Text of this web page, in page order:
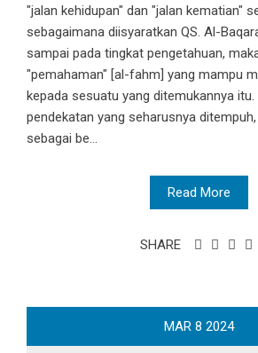
"jalan kehidupan" dan "jalan kematian"
sebagaimana diisyaratkan QS. Al-
sampai pada tingkat pengetahuan,
"pemahaman" [al-fahm] yang mampu
kepada sesuatu yang ditemukannya itu.
pendekatan yang seharusnya
sebagai be...
Read More
SHARE
MAR 8 2024